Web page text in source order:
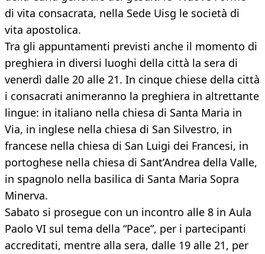
di vita consacrata, nella Sede Uisg le società di
vita apostolica.
Tra gli appuntamenti previsti anche il momento di
preghiera in diversi luoghi della città la sera di
venerdì dalle 20 alle 21. In cinque chiese della città
i consacrati animeranno la preghiera in altrettante
lingue: in italiano nella chiesa di Santa Maria in
Via, in inglese nella chiesa di San Silvestro, in
francese nella chiesa di San Luigi dei Francesi, in
portoghese nella chiesa di Sant’Andrea della Valle,
in spagnolo nella basilica di Santa Maria Sopra
Minerva.
Sabato si prosegue con un incontro alle 8 in Aula
Paolo VI sul tema della “Pace”, per i partecipanti
accreditati, mentre alla sera, dalle 19 alle 21, per